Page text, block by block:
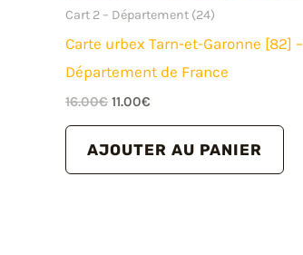
Cart 2 – Département (24)
Carte urbex Tarn-et-Garonne [82] –
Département de France
16.00€ Le
était :
16.00€.
11.00€
est :
11.00€.
AJOUTER AU PANIER